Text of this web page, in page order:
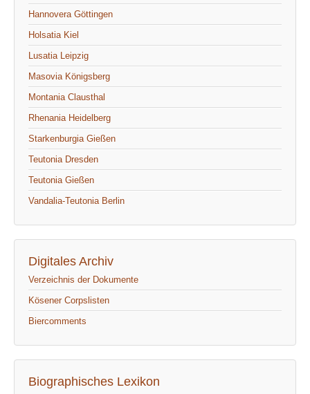
Hannovera Göttingen
Holsatia Kiel
Lusatia Leipzig
Masovia Königsberg
Montania Clausthal
Rhenania Heidelberg
Starkenburgia Gießen
Teutonia Dresden
Teutonia Gießen
Vandalia-Teutonia Berlin
Digitales Archiv
Verzeichnis der Dokumente
Kösener Corpslisten
Biercomments
Biographisches Lexikon